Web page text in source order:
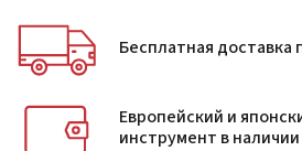
Бесплатная доставка
Европейский и
инструмент в наличии